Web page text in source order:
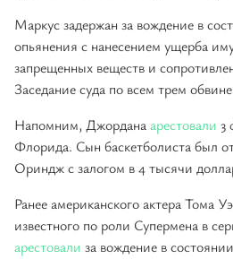
Маркус задержан за вождение в
опьянения с нанесением ущерба
запрещенных веществ и
Заседание суда по всем трем
Напомним, Джорданаарестовали 3
Флорида. Сын баскетболиста был
Ориндж с залогом в 4 тысячи
Ранее американского актера Тома
известного по роли Супермена в
арестовали за вождение в